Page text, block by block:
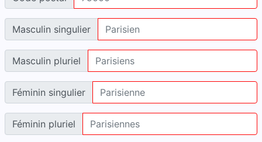
Masculin singulier
Masculin pluriel
Féminin singulier
Féminin pluriel